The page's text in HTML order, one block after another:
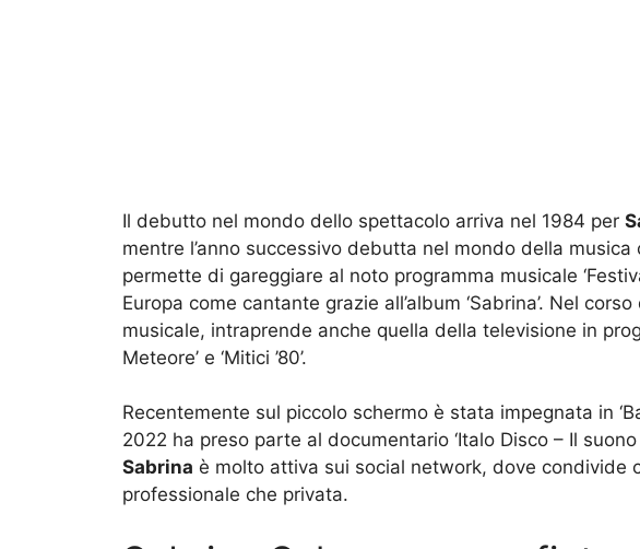
Il debutto nel mondo dello spettacolo arriva nel 1984 per
mentre l’anno successivo debutta nel mondo della musica
permette di gareggiare al noto programma musicale
Europa come cantante grazie all’album ‘Sabrina’. Nel
musicale, intraprende anche quella della televisione in
Meteore’ e ‘Mitici ’80’.
Recentemente sul piccolo schermo è stata impegnata in
2022 ha preso parte al documentario ‘Italo Disco – Il
Sabrina è molto attiva sui social network, dove condivide
professionale che privata.